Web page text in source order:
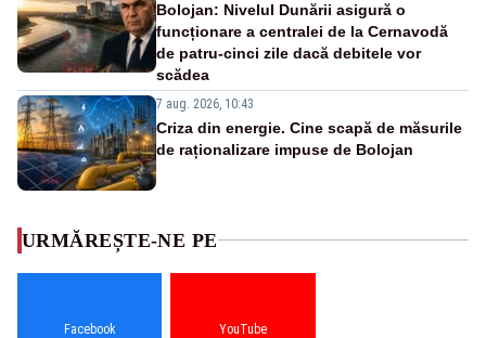
Bolojan: Nivelul Dunării asigură o
funcționare a centralei de la Cernavodă
de patru-cinci zile dacă debitele vor
scădea
7 aug. 2026, 10:43
Criza din energie. Cine scapă de măsurile
de raționalizare impuse de Bolojan
URMĂREȘTE-NE PE
Facebook YouTube